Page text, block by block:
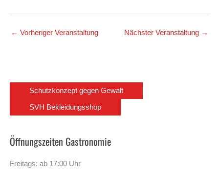
← Vorheriger Veranstaltung Nächster Veranstaltung →
Schutzkonzept gegen Gewalt
SVH Bekleidungsshop
Öffnungszeiten Gastronomie
Freitags: ab 17:00 Uhr